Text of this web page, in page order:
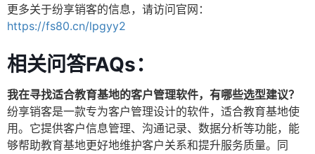
更多关于纷享销客的信息，请访问官网：
https://fs80.cn/lpgyy2
相关问答FAQs：
我在寻找适合教育基地的客户管理软件，有哪些选型建议？
纷享销客是一款专为客户管理设计的软件，适合教育基地使
用。它提供客户信息管理、沟通记录、数据分析等功能，能
够帮助教育基地更好地维护客户关系和提升服务质量。同